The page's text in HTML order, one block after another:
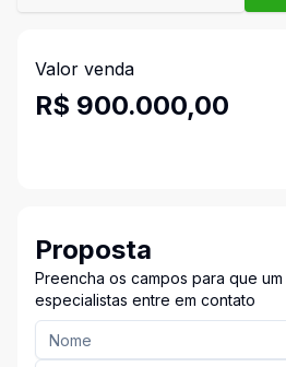
Valor venda
R$ 900.000,00
Proposta
Preencha os campos para que
especialistas entre em contato